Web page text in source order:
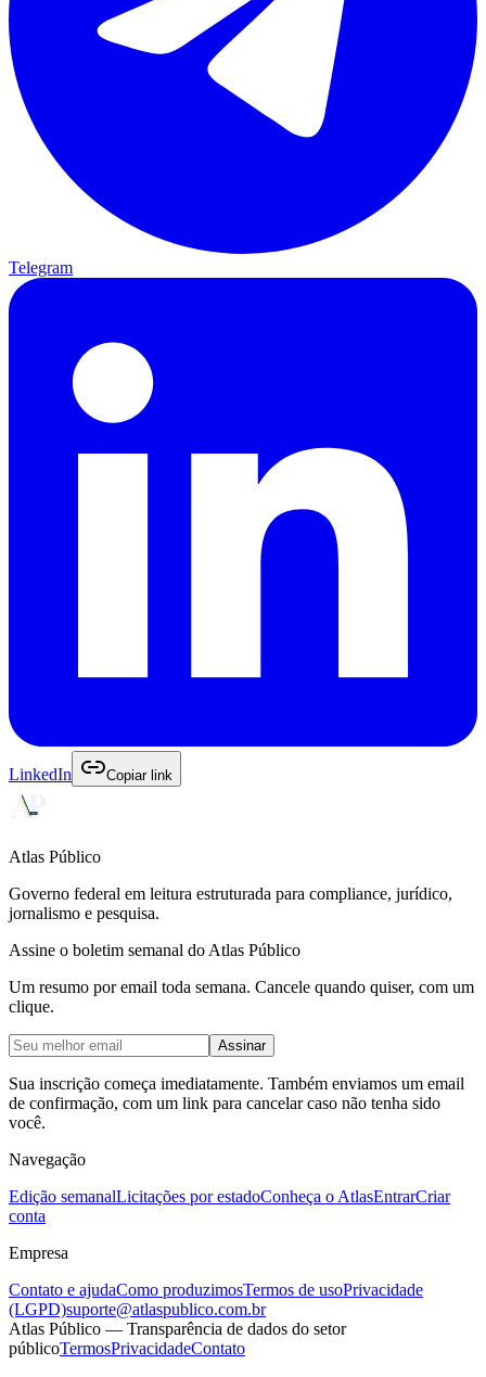
Telegram
LinkedIn Copiar link
Atlas Público
Governo federal em leitura estruturada para compliance, jurídico,
jornalismo e pesquisa.
Assine o boletim semanal do Atlas Público
Um resumo por email toda semana. Cancele quando quiser, com um
clique.
Assinar
Sua inscrição começa imediatamente. Também enviamos um email
de confirmação, com um link para cancelar caso não tenha sido
você.
Navegação
Edição semanalLicitações por estadoConheça o AtlasEntrarCriar
conta
Empresa
Contato e ajudaComo produzimosTermos de usoPrivacidade
(LGPD)suporte@atlaspublico.com.br
Atlas Público — Transparência de dados do setor
públicoTermosPrivacidadeContato